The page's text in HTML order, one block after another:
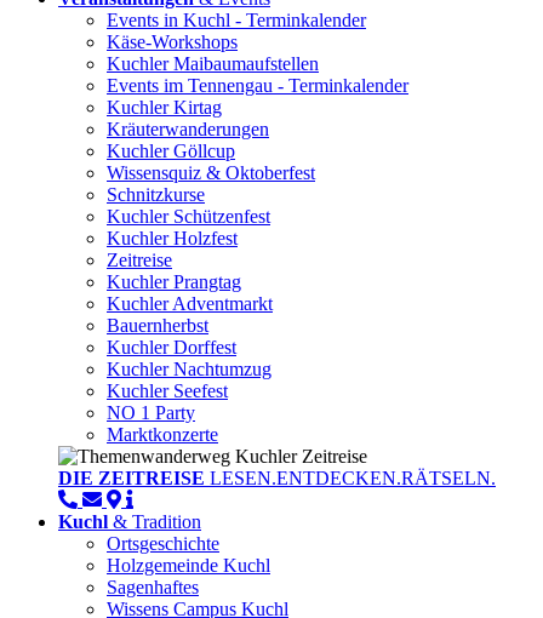
Events in Kuchl - Terminkalender
Käse-Workshops
Kuchler Maibaumaufstellen
Events im Tennengau - Terminkalender
Kuchler Kirtag
Kräuterwanderungen
Kuchler Göllcup
Wissensquiz & Oktoberfest
Schnitzkurse
Kuchler Schützenfest
Kuchler Holzfest
Zeitreise
Kuchler Prangtag
Kuchler Adventmarkt
Bauernherbst
Kuchler Dorffest
Kuchler Nachtumzug
Kuchler Seefest
NO 1 Party
Marktkonzerte
DIE ZEITREISE LESEN.ENTDECKEN.RÄTSELN.
Kuchl & Tradition
Ortsgeschichte
Holzgemeinde Kuchl
Sagenhaftes
Wissens Campus Kuchl